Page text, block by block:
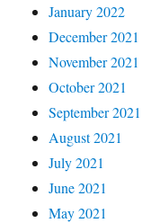
January 2022
December 2021
November 2021
October 2021
September 2021
August 2021
July 2021
June 2021
May 2021